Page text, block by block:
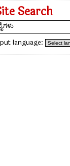
Search
language: